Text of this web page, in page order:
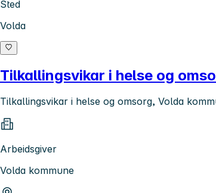
Sted
Volda
Tilkallingsvikar i helse og
Tilkallingsvikar i helse og omsorg, Volda
Arbeidsgiver
Volda kommune